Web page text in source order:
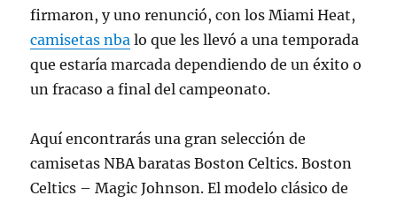
firmaron, y uno renunció, con los Miami Heat,
camisetas nba lo que les llevó a una temporada
que estaría marcada dependiendo de un éxito o
un fracaso a final del campeonato.
Aquí encontrarás una gran selección de
camisetas NBA baratas Boston Celtics. Boston
Celtics – Magic Johnson. El modelo clásico de